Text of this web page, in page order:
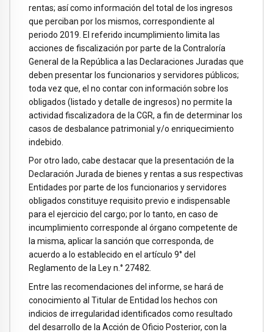
rentas; así como información del total de los ingresos
que perciban por los mismos, correspondiente al
periodo 2019. El referido incumplimiento limita las
acciones de fiscalización por parte de la Contraloría
General de la República a las Declaraciones Juradas que
deben presentar los funcionarios y servidores públicos;
toda vez que, el no contar con información sobre los
obligados (listado y detalle de ingresos) no permite la
actividad fiscalizadora de la CGR, a fin de determinar los
casos de desbalance patrimonial y/o enriquecimiento
indebido.
Por otro lado, cabe destacar que la presentación de la
Declaración Jurada de bienes y rentas a sus respectivas
Entidades por parte de los funcionarios y servidores
obligados constituye requisito previo e indispensable
para el ejercicio del cargo; por lo tanto, en caso de
incumplimiento corresponde al órgano competente de
la misma, aplicar la sanción que corresponda, de
acuerdo a lo establecido en el artículo 9° del
Reglamento de la Ley n.° 27482.
Entre las recomendaciones del informe, se hará de
conocimiento al Titular de Entidad los hechos con
indicios de irregularidad identificados como resultado
del desarrollo de la Acción de Oficio Posterior, con la